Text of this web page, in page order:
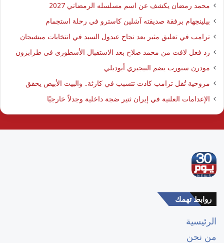
محمد رمضان يكشف عن اسم مسلسله الرمضاني 2027
بيلينجهام برفقة صديقته آشلين كاسترو في رحلة استجمام
ترامب في تعليق مثير بعد نجاح عبدول السيد في انتخابات ميشيجان
رد فعل لافت من محمد صلاح بعد الاستقبال الأسطوري في طرابزون
مودرن سبورت يضم النيجيري أيوديلي
مروحية تُقل ترامب كادت تتسبب في كارثة.. والبيت الأبيض يحقق
الإعدامات العلنية في إيران ثتير ضجة داخلية وجدلاً خارجيًا
روابط تهمك
الرئيسية
من نحن